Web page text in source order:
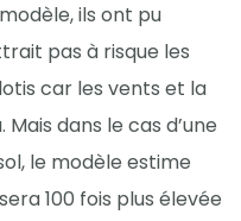
ils ont pu
pas à risque les
car les vents et la
dans le cas d’une
le modèle estime
100 fois plus élevée